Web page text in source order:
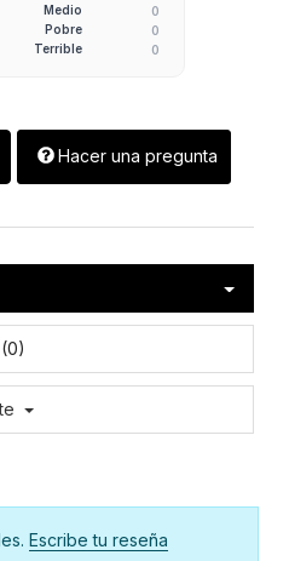
Medio 0
Pobre 0
Terrible 0
Hacer una pregunta
Escribe tu reseña